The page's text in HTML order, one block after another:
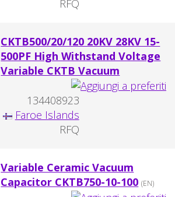
RFQ
CKTB500/20/120 20KV 28KV 15-
500PF High Withstand Voltage
Variable CKTB Vacuum
134408923
Faroe Islands
RFQ
Variable Ceramic Vacuum
Capacitor CKTB750-10-100 (EN)